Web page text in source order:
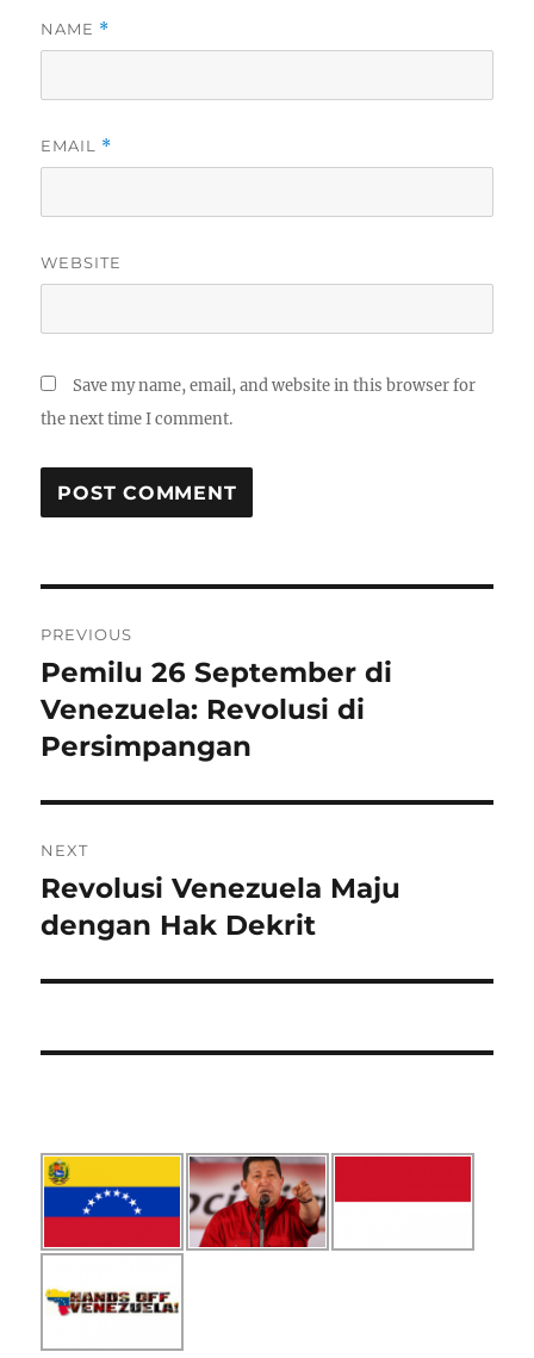
NAME *
EMAIL *
WEBSITE
Save my name, email, and website in this browser for
the next time I comment.
navigation
PREVIOUS
Previous
post:
Pemilu 26 September di
Venezuela: Revolusi di
Persimpangan
NEXT
Next
post:
Revolusi Venezuela Maju
dengan Hak Dekrit